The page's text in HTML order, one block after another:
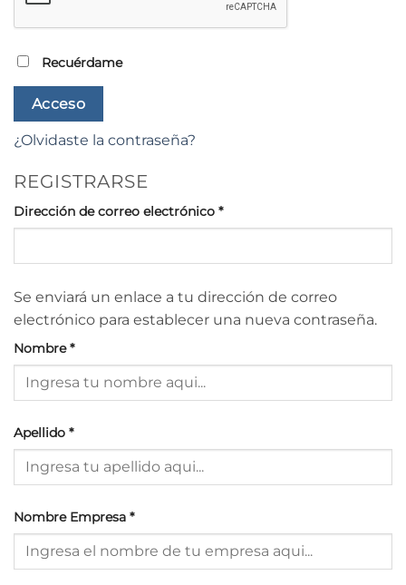
Recuérdame
Acceso
¿Olvidaste la contraseña?
REGISTRARSE
Dirección de correo electrónico *Obligatorio
Se enviará un enlace a tu dirección de correo
electrónico para establecer una nueva contraseña.
Nombre*
Apellido *
Nombre Empresa *